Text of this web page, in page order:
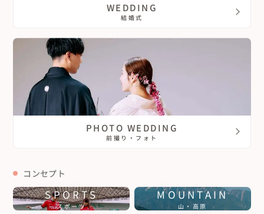
WEDDING
結婚式
PHOTO WEDDING
前撮り・フォト
コンセプト
SPORTS
スポーツ
MOUNTAIN
山・高原